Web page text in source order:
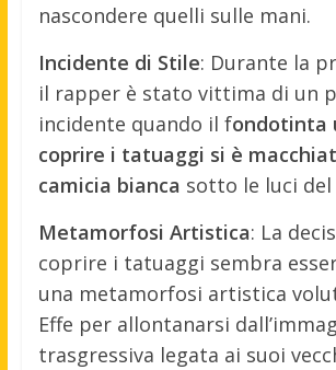
nascondere quelli sulle mani.
Incidente di Stile: Durante la
il rapper è stato vittima di un
incidente quando il fondotinta
coprire i tatuaggi si è
camicia bianca sotto le luci del
Metamorfosi Artistica: La
coprire i tatuaggi sembra
una metamorfosi artistica
Effe per allontanarsi
trasgressiva legata ai suoi